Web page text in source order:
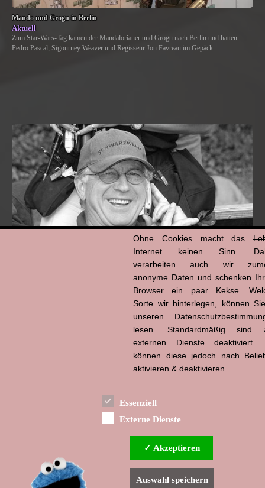
Mando und Grogu in Berlin
Aktuell
Zum Star-Wars-Tag kamen der Mandalorianer und Grogu nach Berlin und hatten
Pedro Pascal, Sigourney Weaver und Regisseur Jon Favreau im Gepäck.
Ohne Cookies macht das
Internet keinen Sinn.
verarbeiten auch wir
anonyme Daten und schenken
Browser ein paar Kekse.
Sorte wir hinterlegen, können
unseren
lesen. Standardmäßig sind
externen Dienste deaktiviert.
können diese jedoch nach
aktivieren & deaktivieren.
Essenziell
Externe Dienste
✓ Akzeptieren
Auswahl speichern